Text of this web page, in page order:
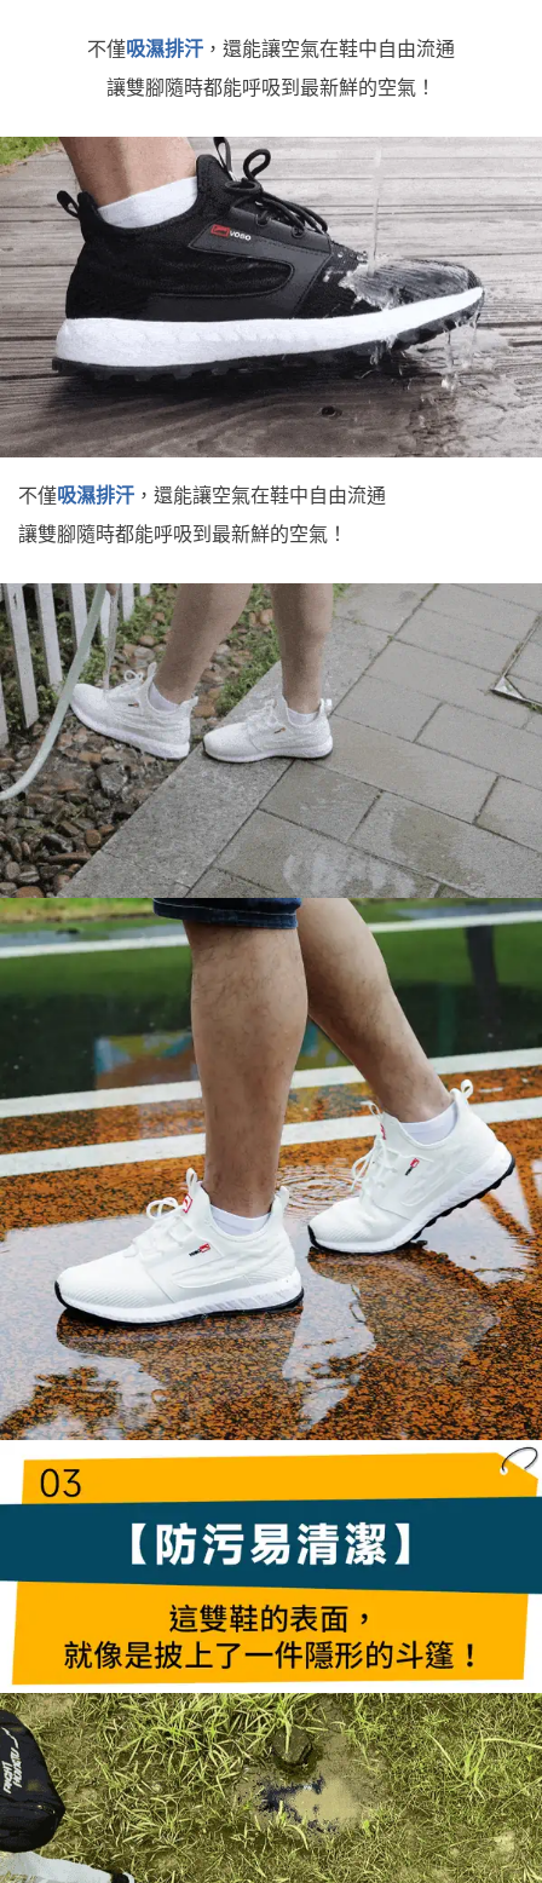
不僅吸濕排汗 ，還能讓空氣在鞋中自由流通
讓雙腳隨時都能呼吸到最新鮮的空氣！
不僅吸濕排汗 ，還能讓空氣在鞋中自由流通
讓雙腳隨時都能呼吸到最新鮮的空氣！